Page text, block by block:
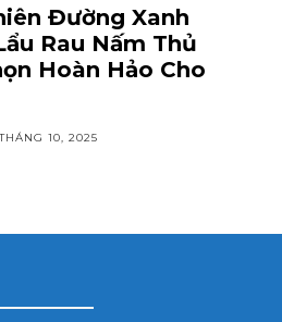
Đường Xanh
Rau Nấm Thủ
Hoàn Hảo Cho
10, 2025